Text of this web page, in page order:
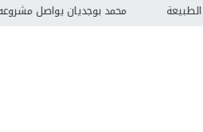
يواصل مشروعه الشعري بـ«خواطر عَجِبْتُ لَكَ